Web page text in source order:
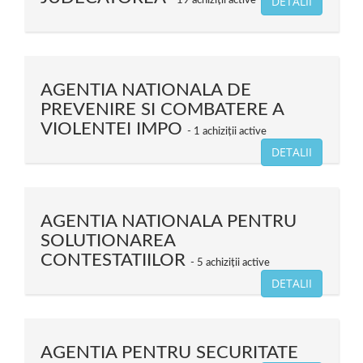
AGENTIA NATIONALA DE
PREVENIRE SI COMBATERE A
VIOLENTEI IMPO
1 achiziții active
DETALII
AGENTIA NATIONALA PENTRU
SOLUTIONAREA
CONTESTATIILOR
5 achiziții active
DETALII
AGENTIA PENTRU SECURITATE